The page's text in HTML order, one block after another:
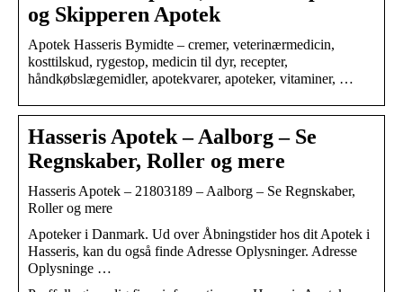
og Skipperen Apotek
Apotek Hasseris Bymidte – cremer, veterinærmedicin,
kosttilskud, rygestop, medicin til dyr, recepter,
håndkøbslægemidler, apotekvarer, apoteker, vitaminer, …
Hasseris Apotek – Aalborg – Se
Regnskaber, Roller og mere
Hasseris Apotek – 21803189 – Aalborg – Se Regnskaber,
Roller og mere
Apoteker i Danmark. Ud over Åbningstider hos dit Apotek i
Hasseris, kan du også finde Adresse Oplysninger. Adresse
Oplysninge …